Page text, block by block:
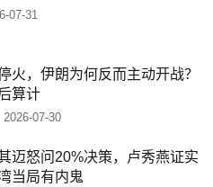
07-31
火，伊朗为何反而主动开战？
算计
2026-07-30
迈怒问20%决策，卢秀燕证实
当局有内鬼